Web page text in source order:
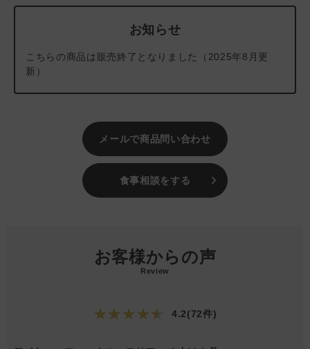
お知らせ
こちらの商品は販売終了となりました（2025年8月更
新）
メールで商品問い合わせ
食事相談をする
お客様からの声
Review
★★★★★ 4.2(72件)